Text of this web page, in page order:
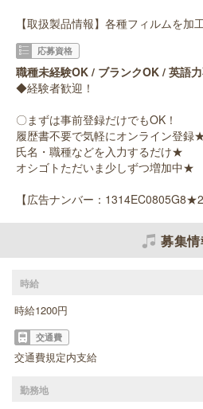
【取扱製品情報】各種フィルムを加
応募資格
職種未経験OK / ブランクOK / 英語
◆経験者歓迎！
〇まずは事前登録だけでもOK！
履歴書不要で気軽にオンライン登録
氏名・職種などを入力するだけ★
オシゴトただいま少しずつ増加中★
【広告ナンバー：
募集情
時給
時給1200円
交通費
交通費規定内支給
勤務地